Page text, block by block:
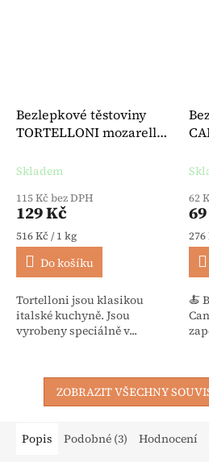
Bezlepkové těstoviny
TORTELLONI mozarella
Hammermühle
Skladem
115 Kč bez DPH
129 Kč
Měrná cena:
516 Kč / 1 kg
Do košíku
Tortelloni jsou klasikou
italské kuchyně. Jsou
vyrobeny speciálně v...
62
276
🍝
ZOBRAZIT VŠECHNY
Popis Podobné (3) Hodnocení